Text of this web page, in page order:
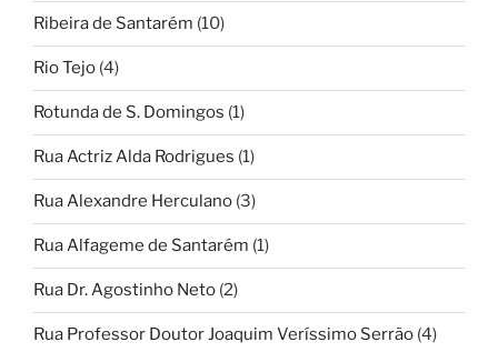
Ribeira de Santarém (10)
Rio Tejo (4)
Rotunda de S. Domingos (1)
Rua Actriz Alda Rodrigues (1)
Rua Alexandre Herculano (3)
Rua Alfageme de Santarém (1)
Rua Dr. Agostinho Neto (2)
Rua Professor Doutor Joaquim Veríssimo Serrão (4)